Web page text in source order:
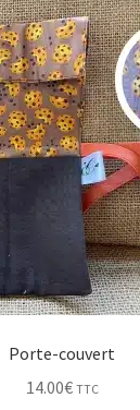
Porte-couvert
14.00€ TTC